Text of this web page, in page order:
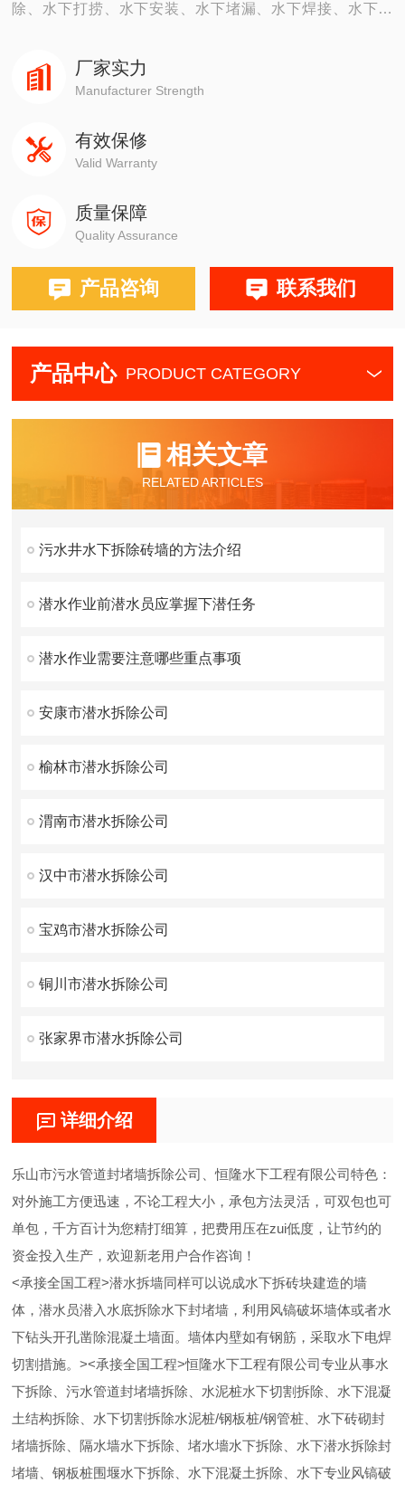
除、水下打捞、水下安装、水下堵漏、水下焊接、水下切
测、水下封堵、水下钻孔、水下检查、水下爆破。 ...
厂家实力
Manufacturer Strength
有效保修
Valid Warranty
质量保障
Quality Assurance
产品咨询 联系我们
产品中心 PRODUCT CATEGORY
相关文章
RELATED ARTICLES
污水井水下拆除砖墙的方法介绍
潜水作业前潜水员应掌握下潜任务
潜水作业需要注意哪些重点事项
安康市潜水拆除公司
榆林市潜水拆除公司
渭南市潜水拆除公司
汉中市潜水拆除公司
宝鸡市潜水拆除公司
铜川市潜水拆除公司
张家界市潜水拆除公司
详细介绍
乐山市污水管道封堵墙拆除公司、恒隆水下工程有限公司特色：
对外施工方便迅速，不论工程大小，承包方法灵活，可双包也可
单包，千方百计为您精打细算，把费用压在zui低度，让节约的
资金投入生产，欢迎新老用户合作咨询！
<承接全国工程>潜水拆墙同样可以说成水下拆砖块建造的墙
体，潜水员潜入水底拆除水下封堵墙，利用风镐破坏墙体或者水
下钻头开孔凿除混凝土墙面。墙体内壁如有钢筋，采取水下电焊
切割措施。><承接全国工程>恒隆水下工程有限公司专业从事水
下拆除、污水管道封堵墙拆除、水泥桩水下切割拆除、水下混凝
土结构拆除、水下切割拆除水泥桩/钢板桩/钢管桩、水下砖砌封
堵墙拆除、隔水墙水下拆除、堵水墻水下拆除、水下潜水拆除封
堵墙、钢板桩围堰水下拆除、水下混凝土拆除、水下专业风镐破